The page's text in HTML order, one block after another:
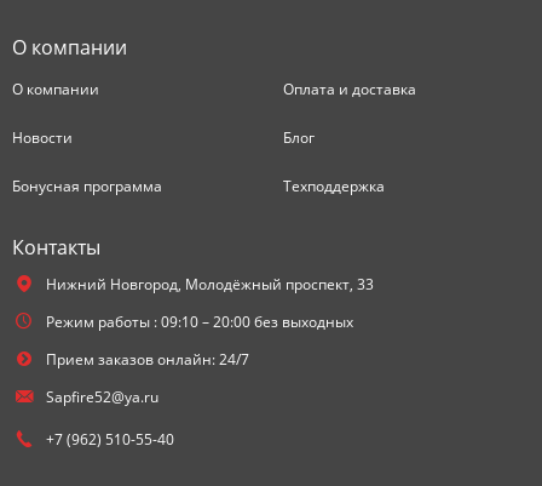
О компании
О компании Оплата и доставка
Новости Блог
Бонусная программа Техподдержка
Контакты
Нижний Новгород, Молодёжный проспект, 33
Режим работы : 09:10 – 20:00 без выходных
Прием заказов онлайн: 24/7
Sapfire52@ya.ru
+7 (962) 510-55-40